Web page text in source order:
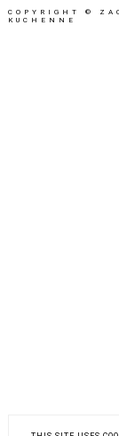
COPYRIGHT ©
KUCHENNE